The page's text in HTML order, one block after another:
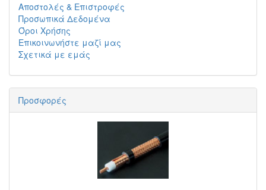
Αποστολές & Επιστροφές
Προσωπικά Δεδομένα
Όροι Χρήσης
Επικοινωνήστε μαζί μας
Σχετικά με εμάς
Προσφορές